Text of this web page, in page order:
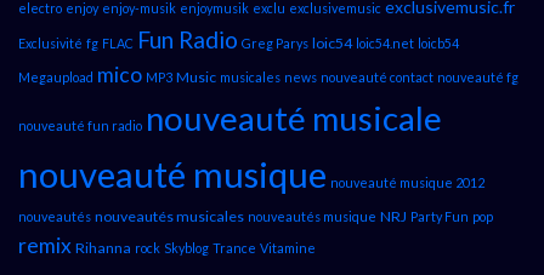
electro enjoy enjoy-musik enjoymusik exclu exclusivemusic exclusivemusic.fr
Exclusivité fg FLAC Fun Radio Greg Parys loic54 loic54.net loicb54
Megaupload mico MP3 Music musicales news nouveauté contact nouveauté fg
nouveauté fun radio nouveauté musicale
nouveauté musique nouveauté musique 2012
nouveautés nouveautés musicales nouveautés musique NRJ Party Fun pop
remix Rihanna rock Skyblog Trance Vitamine